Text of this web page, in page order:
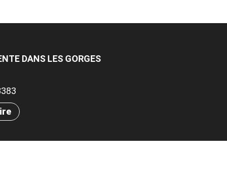
DANS LES GORGES